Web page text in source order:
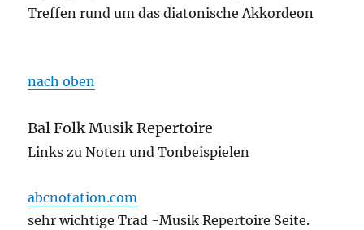
Treffen rund um das diatonische Akkordeon
nach oben
Bal Folk Musik Repertoire
Links zu Noten und Tonbeispielen
abcnotation.com
sehr wichtige Trad -Musik Repertoire Seite.